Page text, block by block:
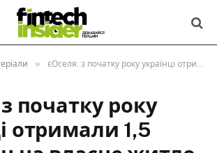
» єОселя: з початку року українці отримали 1,5 млрд грн на власне житло
початку року
отримали 1,5